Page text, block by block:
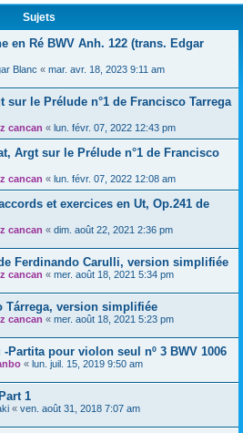
Sujets
en Ré BWV Anh. 122 (trans. Edgar
Blanc « mar. avr. 18, 2023 9:11 am
sur le Prélude n°1 de Francisco Tarrega
cancan « lun. févr. 07, 2022 12:43 pm
Argt sur le Prélude n°1 de Francisco
cancan « lun. févr. 07, 2022 12:08 am
et exercices en Ut, Op.241 de
cancan « dim. août 22, 2021 2:36 pm
Ferdinando Carulli, version simplifiée
cancan « mer. août 18, 2021 5:34 pm
Tárrega, version simplifiée
cancan « mer. août 18, 2021 5:23 pm
-Partita pour violon seul nº 3 BWV 1006
« lun. juil. 15, 2019 9:50 am
1
« ven. août 31, 2018 7:07 am